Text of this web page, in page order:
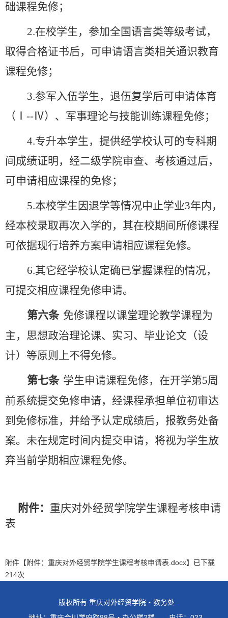
础课程免修；
2.在校学生，参加全国语言类等级考试，
取得合格证书后，可申请语言类相关通识教育
课程免修；
3.参军入伍学生，退伍复学后可申请体育
（ Ⅰ--Ⅳ）、军事理论与技能训练课程免修；
4.专升本学生，提供经学校认可的专科期
间成绩证明，经二级学院审查、考核通过后，
可申请相应课程的免修；
5.本校学生因退学等情况中止学业3年内，
经本校录取再次入学的，其在校期间所修课程
可依据现行培养方案申请相应课程免修。
6.其它经学校认定确已掌握课程的情况，
可提交相应课程免修申请。
第六条 免修课程以课堂理论教学课程为
主，思想政治理论课、实习、毕业论文（设
计）等原则上不得免修。
第七条 学生申请课程免修，在开学第5周
前系统提交免修申请，经课程承担单位初审达
到免修标准，并给予认定成绩后，报教务处备
案。未在规定时间内提交申请，将视为学生放
弃当前学期相应课程免修。
附件： 重庆对外经贸学院学生课程考核申请
表
附件【附件：重庆对外经贸学院学生课程考核申请表.docx】已下载
214次
版权所有 重庆对外经贸学院・教务处